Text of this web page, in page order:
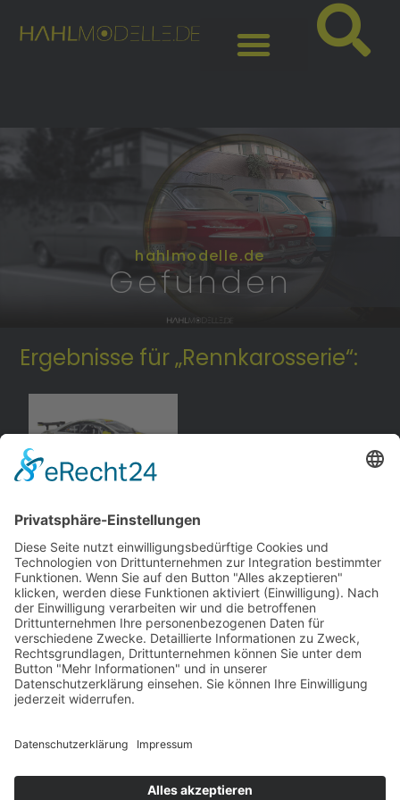
hahlmodelle.de
Gefunden
Ergebnisse für „Rennkarosserie“:
OpelAstra G, Silhouette-
Minichamps
andere Webseiten
Modellautos: Non-Opel
andere.hahlmodelle.de
Modellautos: Forum
opelmodellforum.de
Job: Werbeagentur Privat: Fotografie